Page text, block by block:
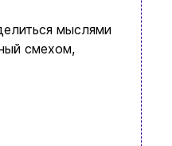
мыслями
смехом,